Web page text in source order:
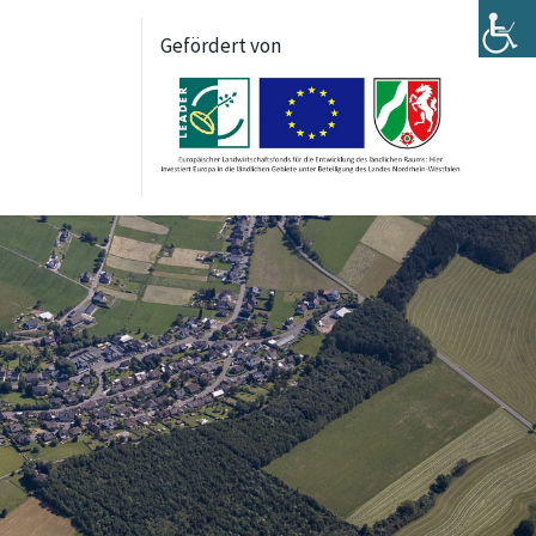
Gefördert von